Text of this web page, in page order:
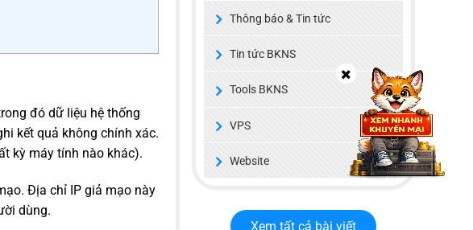
đó dữ liệu hệ thống
kết quả không chính xác.
kỳ máy tính nào khác).
Địa chỉ IP giả mạo này
dùng.
Thông báo & Tin tức
Tin tức BKNS
Tools BKNS
VPS
Website
Xem tất cả bài viết